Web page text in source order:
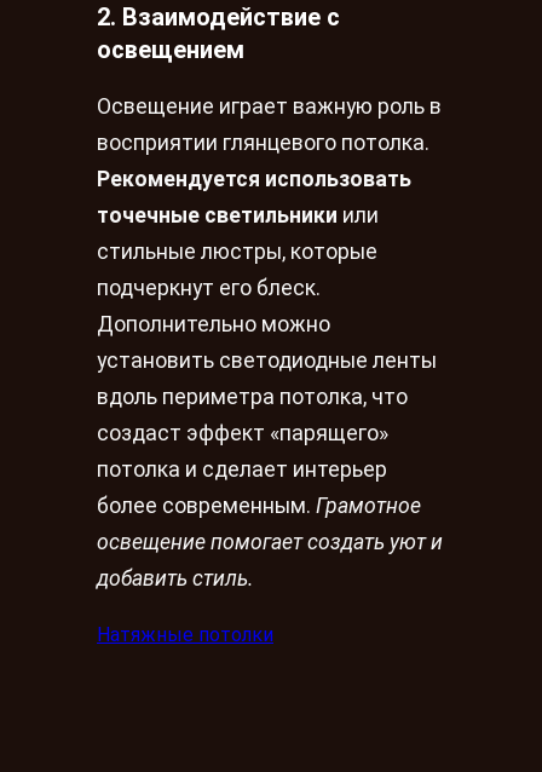
2. Взаимодействие с
освещением
Освещение играет важную роль в
восприятии глянцевого потолка.
Рекомендуется использовать
точечные светильники или
стильные люстры, которые
подчеркнут его блеск.
Дополнительно можно
установить светодиодные ленты
вдоль периметра потолка, что
создаст эффект «парящего»
потолка и сделает интерьер
более современным. Грамотное
освещение помогает создать уют и
добавить стиль.
Натяжные потолки